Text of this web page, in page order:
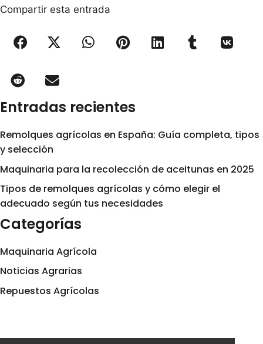
Compartir esta entrada
Entradas recientes
Remolques agrícolas en España: Guía completa, tipos
y selección
Maquinaria para la recolección de aceitunas en 2025
Tipos de remolques agrícolas y cómo elegir el
adecuado según tus necesidades
Categorías
Maquinaria Agrícola
Noticias Agrarias
Repuestos Agrícolas